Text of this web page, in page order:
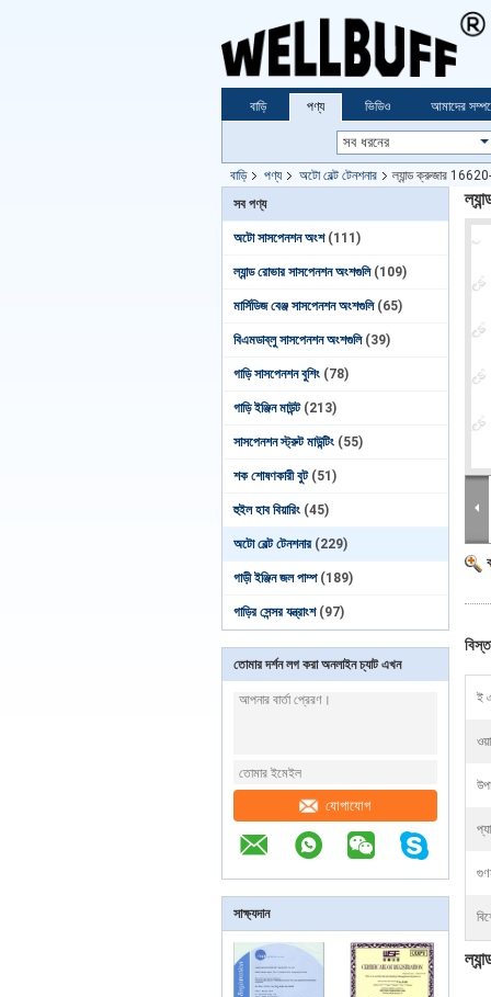
বাড়ি পণ্য ভিডিও আমাদের
বাড়ি পণ্য অটো বেল্ট টেনশনার
ল্যান্ড ক্রুজার
সব পণ্য
অটো সাসপেনশন অংশ (111)
ল্যান্ড রোভার সাসপেনশন অংশগুলি (109)
মার্সিডিজ বেঞ্জ সাসপেনশন অংশগুলি (65)
বিএমডাব্লু সাসপেনশন অংশগুলি (39)
গাড়ি সাসপেনশন বুশিং (78)
গাড়ি ইঞ্জিন মাউন্ট (213)
সাসপেনশন স্ট্রুট মাউন্টিং (55)
শক শোষণকারী বুট (51)
হুইল হাব বিয়ারিং (45)
অটো বেল্ট টেনশনার (229)
গাড়ী ইঞ্জিন জল পাম্প (189)
গাড়ির সেন্সর যন্ত্রাংশ (97)
তোমার দর্শন লগ করা অনলাইন চ্যাট এখন
যোগাযোগ
সাক্ষ্যদান
ই